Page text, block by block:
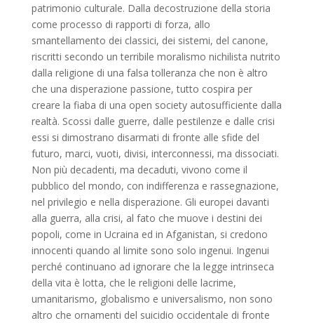
patrimonio culturale. Dalla decostruzione della storia
come processo di rapporti di forza, allo
smantellamento dei classici, dei sistemi, del canone,
riscritti secondo un terribile moralismo nichilista nutrito
dalla religione di una falsa tolleranza che non è altro
che una disperazione passione, tutto cospira per
creare la fiaba di una open society autosufficiente dalla
realtà. Scossi dalle guerre, dalle pestilenze e dalle crisi
essi si dimostrano disarmati di fronte alle sfide del
futuro, marci, vuoti, divisi, interconnessi, ma dissociati.
Non più decadenti, ma decaduti, vivono come il
pubblico del mondo, con indifferenza e rassegnazione,
nel privilegio e nella disperazione. Gli europei davanti
alla guerra, alla crisi, al fato che muove i destini dei
popoli, come in Ucraina ed in Afganistan, si credono
innocenti quando al limite sono solo ingenui. Ingenui
perché continuano ad ignorare che la legge intrinseca
della vita è lotta, che le religioni delle lacrime,
umanitarismo, globalismo e universalismo, non sono
altro che ornamenti del suicidio occidentale di fronte